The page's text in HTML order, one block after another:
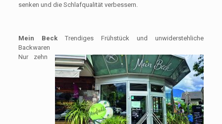
senken und die Schlafqualität verbessern.
Mein Beck Trendiges Frühstück und unwiderstehliche
Backwaren
Nur zehn